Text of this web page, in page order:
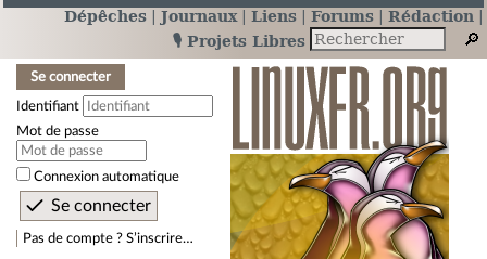
Dépêches Journaux Liens Forums
Rédaction
🎙️ Projets Libres
Se connecter
Identifiant
Mot de passe
Connexion automatique
Pas de compte ? S’inscrire…